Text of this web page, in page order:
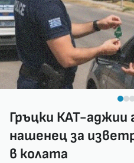
Гръцки КАТ-аджии
нашенец за
в колата